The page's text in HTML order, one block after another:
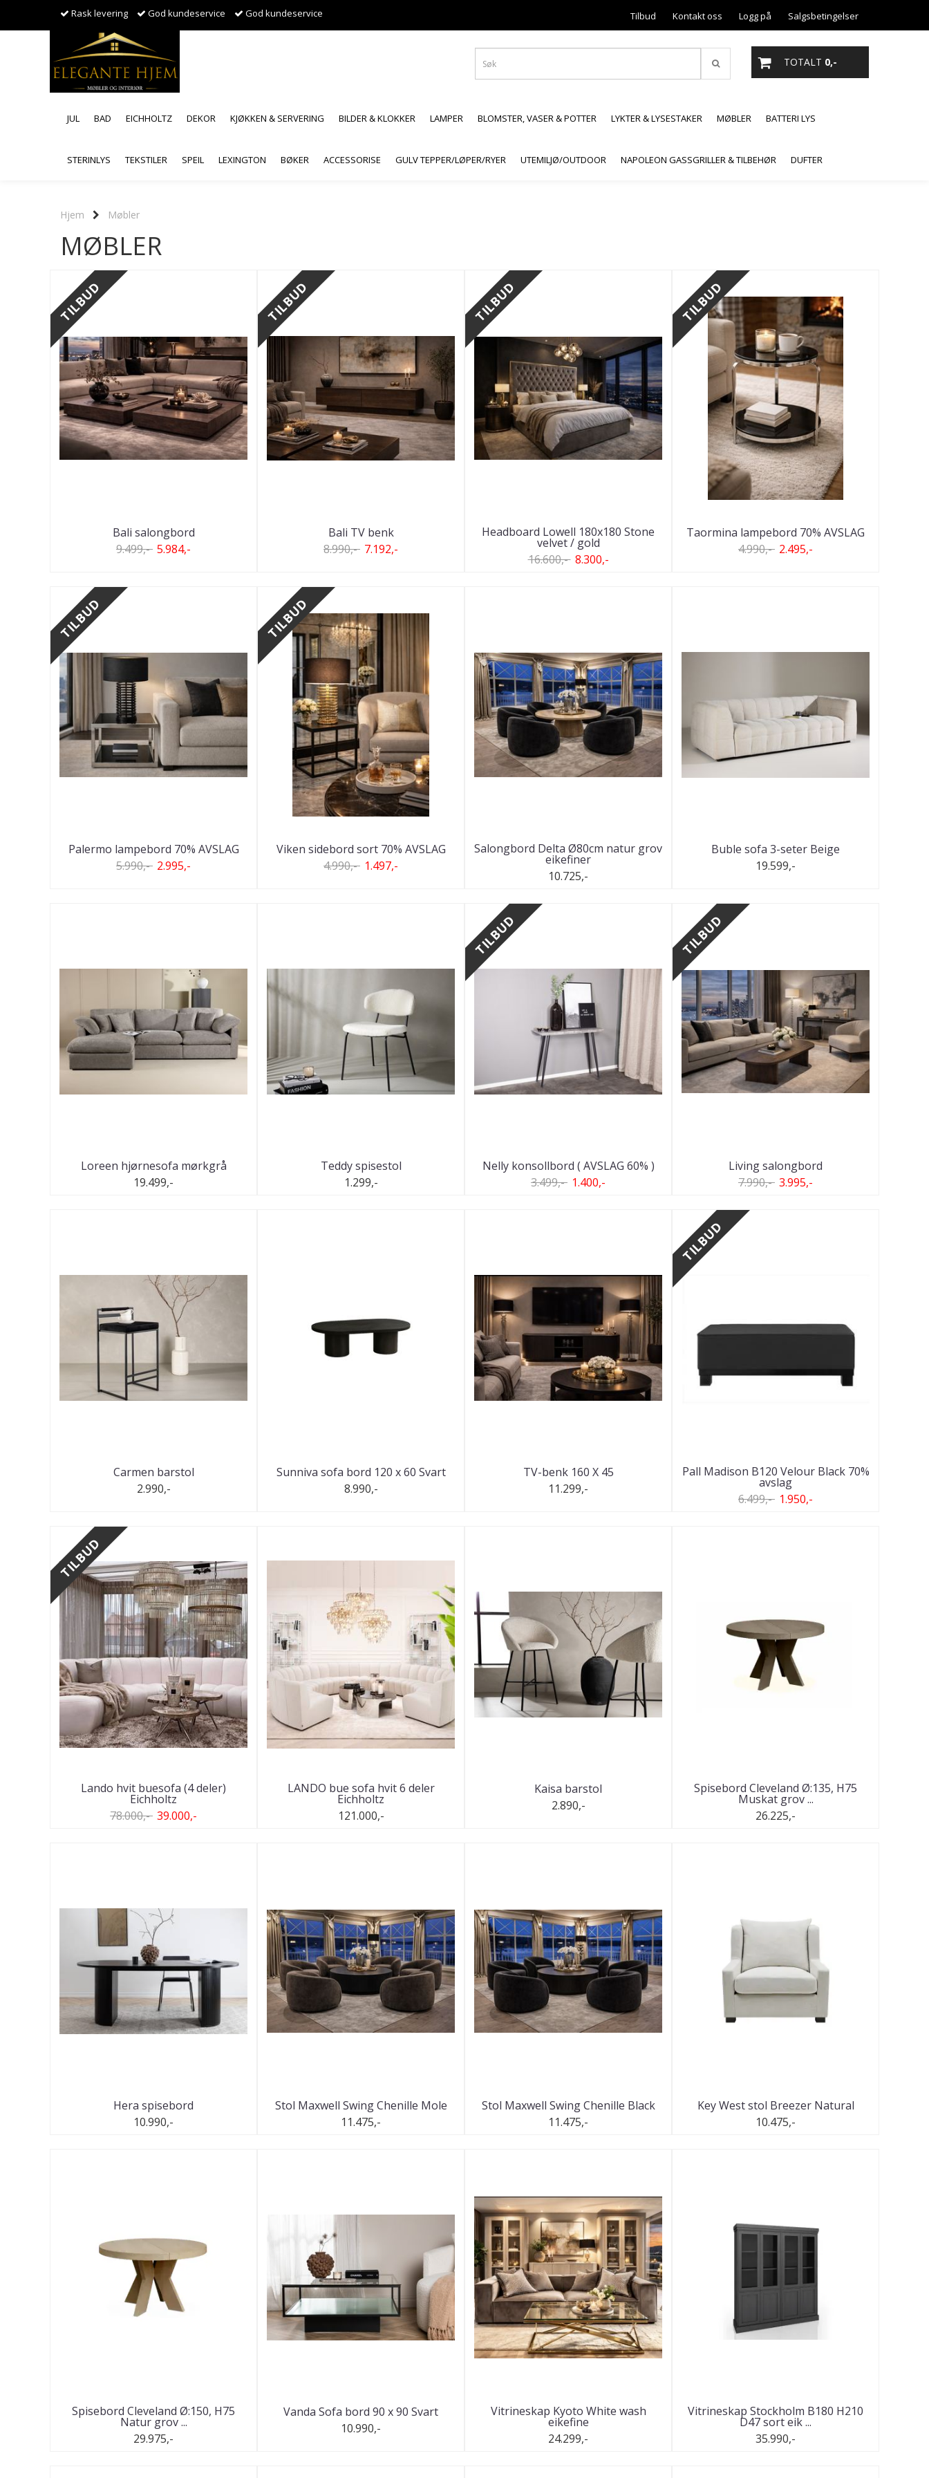
Rask levering God kundeservice God kundeservice Tilbud Kontakt oss Logg på Salgsbetingelser
TOTALT 0,-
JUL BAD EICHHOLTZ DEKOR KJØKKEN & SERVERING BILDER & KLOKKER LAMPER BLOMSTER, VASER & POTTER LYKTER & LYSESTAKER MØBLER BATTERI LYS
STERINLYS TEKSTILER SPEIL LEXINGTON BØKER ACCESSORISE GULV TEPPER/LØPER/RYER UTEMILJØ/OUTDOOR NAPOLEON GASSGRILLER & TILBEHØR DUFTER
Hjem Møbler
MØBLER
TILBUD
Bali salongbord
9.499,- 5.984,-
TILBUD
Bali TV benk
8.990,- 7.192,-
TILBUD
Headboard Lowell 180x180 Stone
velvet / gold
16.600,- 8.300,-
TILBUD
Taormina lampebord 70% AVSLAG
4.990,- 2.495,-
TILBUD
Palermo lampebord 70% AVSLAG
5.990,- 2.995,-
TILBUD
Viken sidebord sort 70% AVSLAG
4.990,- 1.497,-
Salongbord Delta Ø80cm natur grov
eikefiner
10.725,-
Buble sofa 3-seter Beige
19.599,-
Loreen hjørnesofa mørkgrå
19.499,-
Teddy spisestol
1.299,-
TILBUD
Nelly konsollbord ( AVSLAG 60% )
3.499,- 1.400,-
TILBUD
Living salongbord
7.990,- 3.995,-
Carmen barstol
2.990,-
Sunniva sofa bord 120 x 60 Svart
8.990,-
TV-benk 160 X 45
11.299,-
TILBUD
Pall Madison B120 Velour Black 70%
avslag
6.499,- 1.950,-
TILBUD
Lando hvit buesofa (4 deler)
Eichholtz
78.000,- 39.000,-
LANDO bue sofa hvit 6 deler
Eichholtz
121.000,-
Kaisa barstol
2.890,-
Spisebord Cleveland Ø:135, H75
Muskat grov ...
26.225,-
Hera spisebord
10.990,-
Stol Maxwell Swing Chenille Mole
11.475,-
Stol Maxwell Swing Chenille Black
11.475,-
Key West stol Breezer Natural
10.475,-
Spisebord Cleveland Ø:150, H75
Natur grov ...
29.975,-
Vanda Sofa bord 90 x 90 Svart
10.990,-
Vitrineskap Kyoto White wash
eikefine
24.299,-
Vitrineskap Stockholm B180 H210
D47 sort eik ...
35.990,-